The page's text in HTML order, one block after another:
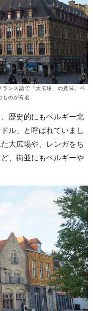
ランス語で「大広場」の意味。ベ
ものが有名
歴史的にもベルギー北
ル」と呼ばれていまし
大広場や、レンガをち
、街並にもベルギーや